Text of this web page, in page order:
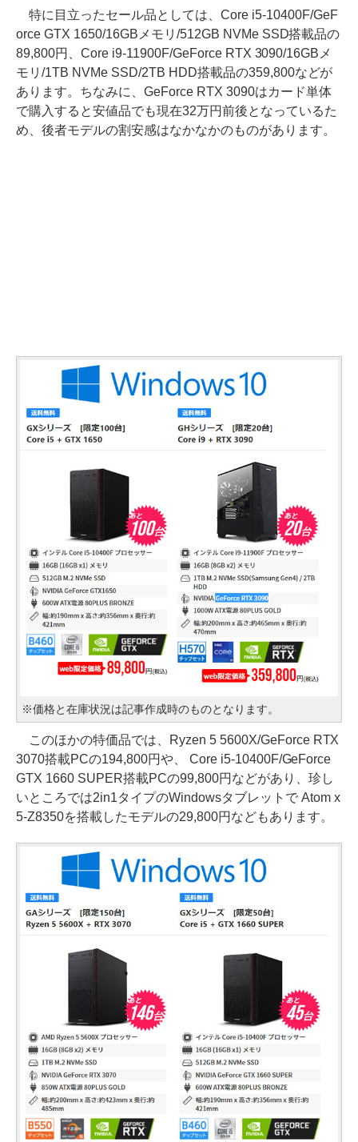
特に目立ったセール品としては、Core i5-10400F/GeF
orce GTX 1650/16GBメモリ/512GB NVMe SSD搭載品の
89,800円、Core i9-11900F/GeForce RTX 3090/16GBメ
モリ/1TB NVMe SSD/2TB HDD搭載品の359,800などが
あります。ちなみに、GeForce RTX 3090はカード単体
で購入すると安値品でも現在32万円前後となっているた
め、後者モデルの割安感はなかなかのものがあります。
※価格と在庫状況は記事作成時のものとなります。
このほかの特価品では、Ryzen 5 5600X/GeForce RTX
3070搭載PCの194,800円や、 Core i5-10400F/GeForce
GTX 1660 SUPER搭載PCの99,800円などがあり、珍し
いところでは2in1タイプのWindowsタブレットで Atom x
5-Z8350を搭載したモデルの29,800円などもあります。